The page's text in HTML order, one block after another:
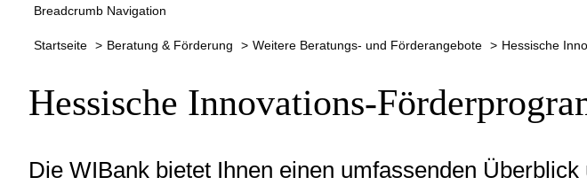
Breadcrumb Navigation
Startseite Beratung & Förderung Weitere Beratungs- und Förderangebote Hessische
Hessische Innovations-
Die WIBank bietet Ihnen einen umfassenden